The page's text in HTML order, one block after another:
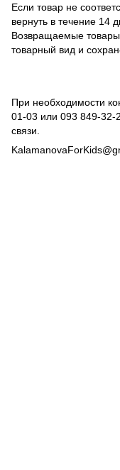
Если товар не
вернуть в течение 14
Возвращаемые
товарный вид и
При необходимости
01-03 или 093 849-32-
связи.